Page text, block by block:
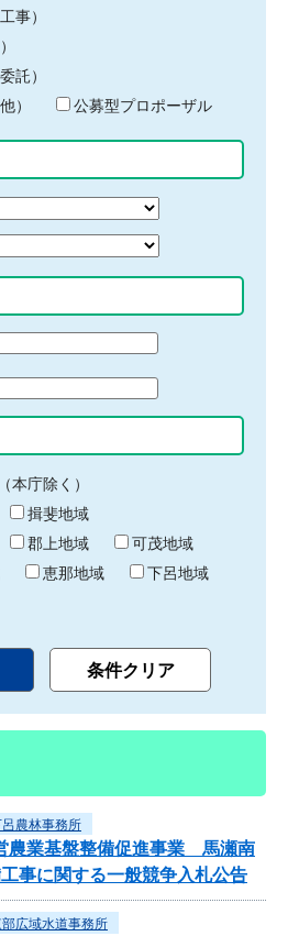
事）
託）
）
公募型プロポーザル
本庁除く）
揖斐地域
郡上地域
可茂地域
恵那地域
下呂地域
農林事務所
農業基盤整備促進事業 馬瀬南
事に関する一般競争入札公告
広域水道事務所